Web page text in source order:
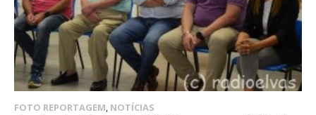
FOTO REPORTAGEM, NOTÍCIAS